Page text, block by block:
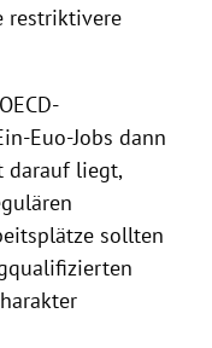
restriktivere
Euo-Jobs dann
darauf liegt,
sollten